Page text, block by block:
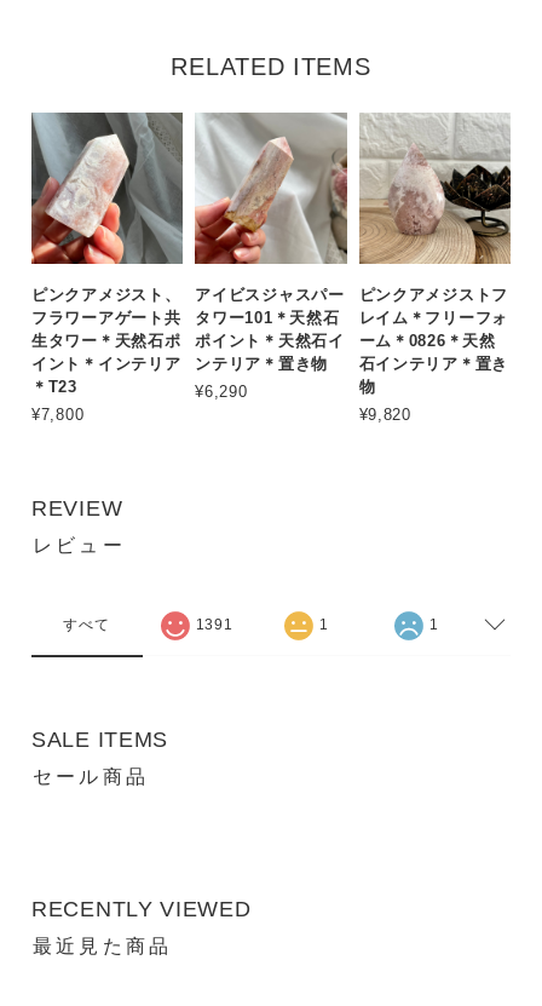
RELATED ITEMS
ピンクアメジスト、
フラワーアゲート共
生タワー＊天然石ポ
イント＊インテリア
＊T23
¥7,800
アイビスジャスパー
タワー101＊天然石
ポイント＊天然石イ
ンテリア＊置き物
¥6,290
ピンクアメジストフ
レイム＊フリーフォ
ーム＊0826＊天然
石インテリア＊置き
物
¥9,820
REVIEW
レビュー
すべて 1391 1 1
SALE ITEMS
セール商品
RECENTLY VIEWED
最近見た商品